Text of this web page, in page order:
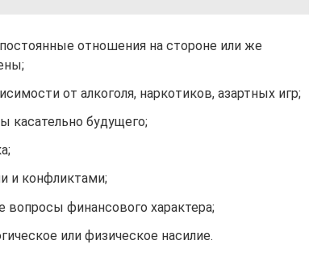
отношения на стороне или же
от алкоголя, наркотиков, азартных игр;
касательно будущего;
и конфликтами;
финансового характера;
или физическое насилие.